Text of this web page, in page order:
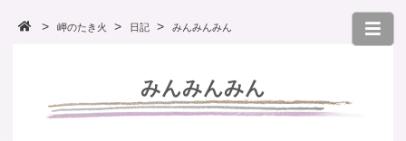
岬のたき火 日記 みんみんみん
みんみんみん